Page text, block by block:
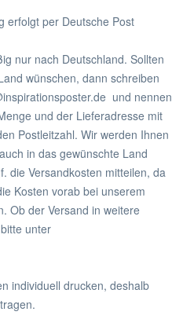
erfolgt per Deutsche Post
nur nach Deutschland. Sollten
wünschen, dann schreiben
und nennen
und der Lieferadresse mit
Postleitzahl. Wir werden Ihnen
in das gewünschte Land
die Versandkosten mitteilen, da
Kosten vorab bei unserem
Ob der Versand in weitere
unter
individuell drucken, deshalb